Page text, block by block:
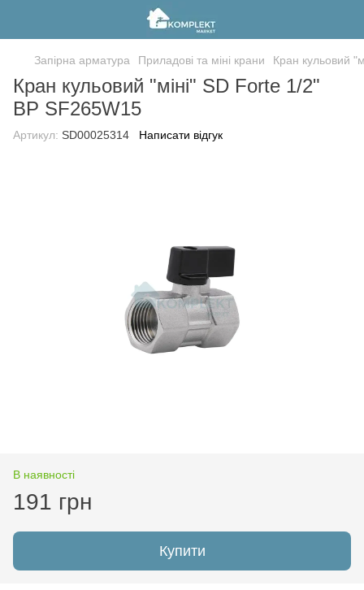
Запірна арматура Приладові та міні крани Кран кульовий
Кран кульовий "міні" SD Forte 1/2"
ВР SF265W15
Артикул: SD00025314 Написати відгук
В наявності
191 грн
Купити